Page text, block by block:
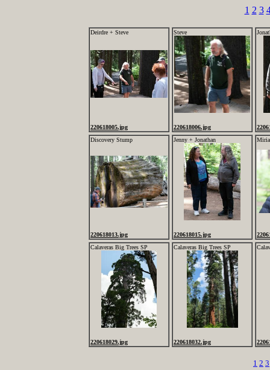
1 2 3
Deirdre + Steve
220618005.jpg
Steve
220618006.jpg
Discovery Stump
220618013.jpg
Jenny + Jonathan
220618015.jpg
Calaveras Big Trees SP
220618029.jpg
Calaveras Big Trees SP
220618032.jpg
1 2 3